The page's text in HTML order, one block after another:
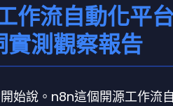
作流自動化平
實測觀察報告
始說。n8n這個開源工作流